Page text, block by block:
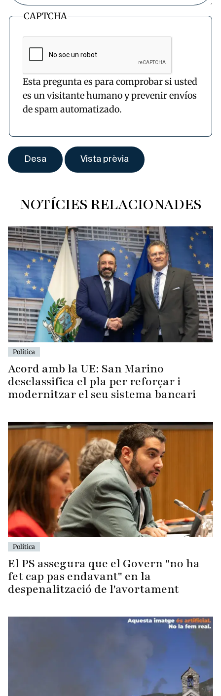
CAPTCHA
Esta pregunta es para comprobar si usted
es un visitante humano y prevenir envíos
de spam automatizado.
NOTÍCIES RELACIONADES
Política
Acord amb la UE: San Marino
desclassifica el pla per reforçar i
modernitzar el seu sistema bancari
Política
El PS assegura que el Govern "no ha
fet cap pas endavant" en la
despenalització de l'avortament